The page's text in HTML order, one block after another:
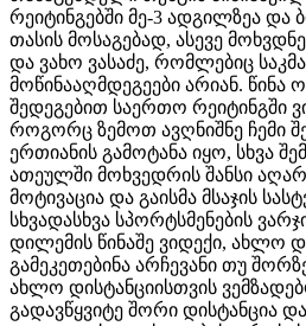
რეიტინგებში მე-3 ადგილზეა
თასის მოსაგებად, ასევე
და ვახო ვასაძე, რომლებიც
მოწინააღმდეგეები არიან. წინა
შედეგებით საერთო რეიტინგში
როგორც ზემოთ ავღნიშნე ჩემი
ერთიანის გამოტანა იყო, სხვა
ათეულში მოხვედრის შანსი
მოტივაცია და გაისმა მსაჯის
სხვადასხვა სპორტსმენების
დილემის წინაშე ვიდექი, ახლო
გამეკეთებინა არჩევანი თუ
ახლო დისტანციისთვის
გადავწყვიტე შორი დისტანცია